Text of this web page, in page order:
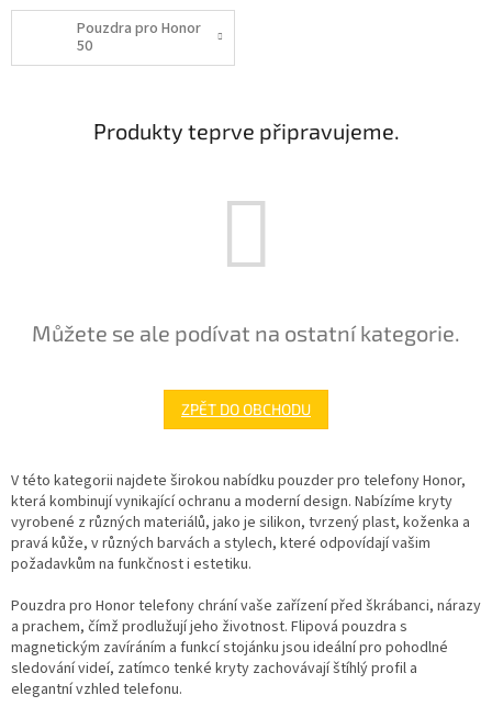
Pouzdra pro Honor
50
Produkty teprve připravujeme.
Můžete se ale podívat na ostatní kategorie.
ZPĚT DO OBCHODU
V této kategorii najdete širokou nabídku pouzder pro telefony Honor,
která kombinují vynikající ochranu a moderní design. Nabízíme kryty
vyrobené z různých materiálů, jako je silikon, tvrzený plast, koženka a
pravá kůže, v různých barvách a stylech, které odpovídají vašim
požadavkům na funkčnost i estetiku.
Pouzdra pro Honor telefony chrání vaše zařízení před škrábanci, nárazy
a prachem, čímž prodlužují jeho životnost. Flipová pouzdra s
magnetickým zavíráním a funkcí stojánku jsou ideální pro pohodlné
sledování videí, zatímco tenké kryty zachovávají štíhlý profil a
elegantní vzhled telefonu.